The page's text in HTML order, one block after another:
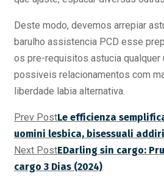
Deste modo, devemos arrepiar
barulho assistencia PCD esse
os pre-requisitos astucia qualquer
possiveis relacionamentos com
liberdade labia alternativa.
Prev PostLe efficienza
uomini lesbica, bisessuali
Next PostEDarling sin cargo:
cargo 3 Dias (2024)